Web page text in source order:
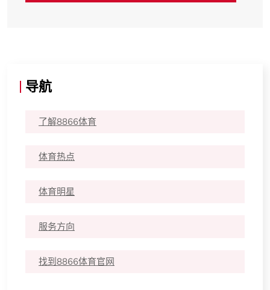
导航
了解8866体育
体育热点
体育明星
服务方向
找到8866体育官网